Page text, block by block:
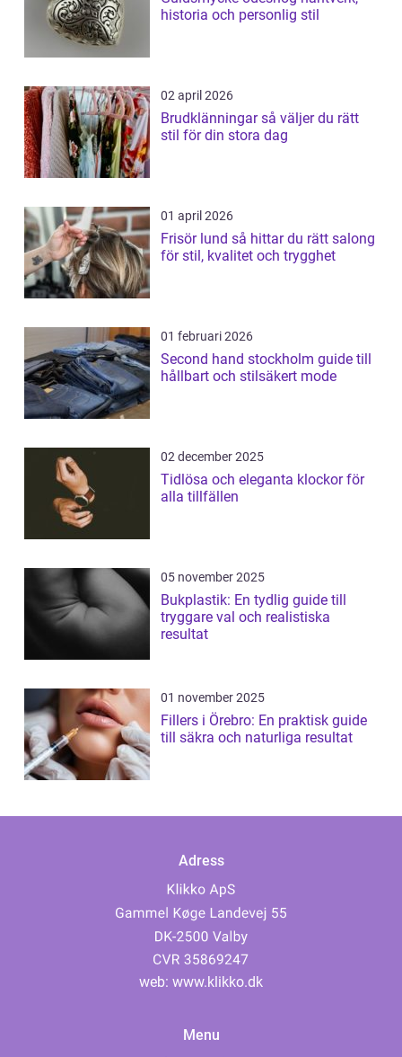
historia och personlig stil
02 april 2026
Brudklänningar så väljer du rätt
stil för din stora dag
01 april 2026
Frisör lund så hittar du rätt salong
för stil, kvalitet och trygghet
01 februari 2026
Second hand stockholm guide till
hållbart och stilsäkert mode
02 december 2025
Tidlösa och eleganta klockor för
alla tillfällen
05 november 2025
Bukplastik: En tydlig guide till
tryggare val och realistiska
resultat
01 november 2025
Fillers i Örebro: En praktisk guide
till säkra och naturliga resultat
Adress
web: www.klikko.dk
Menu